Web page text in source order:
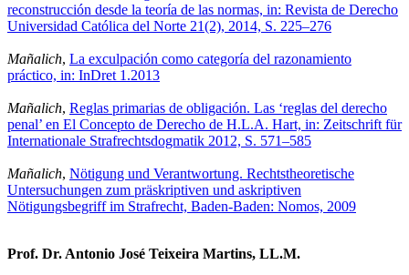
reconstrucción desde la teoría de las normas, in: Revista de Derecho
Universidad Católica del Norte 21(2), 2014, S. 225–276
Mañalich, La exculpación como categoría del razonamiento
práctico, in: InDret 1.2013
Mañalich, Reglas primarias de obligación. Las ‘reglas del derecho
penal’ en El Concepto de Derecho de H.L.A. Hart, in: Zeitschrift für
Internationale Strafrechtsdogmatik 2012, S. 571–585
Mañalich, Nötigung und Verantwortung. Rechtstheoretische
Untersuchungen zum präskriptiven und askriptiven
Nötigungsbegriff im Strafrecht, Baden-Baden: Nomos, 2009
Prof. Dr. Antonio José Teixeira Martins, LL.M.